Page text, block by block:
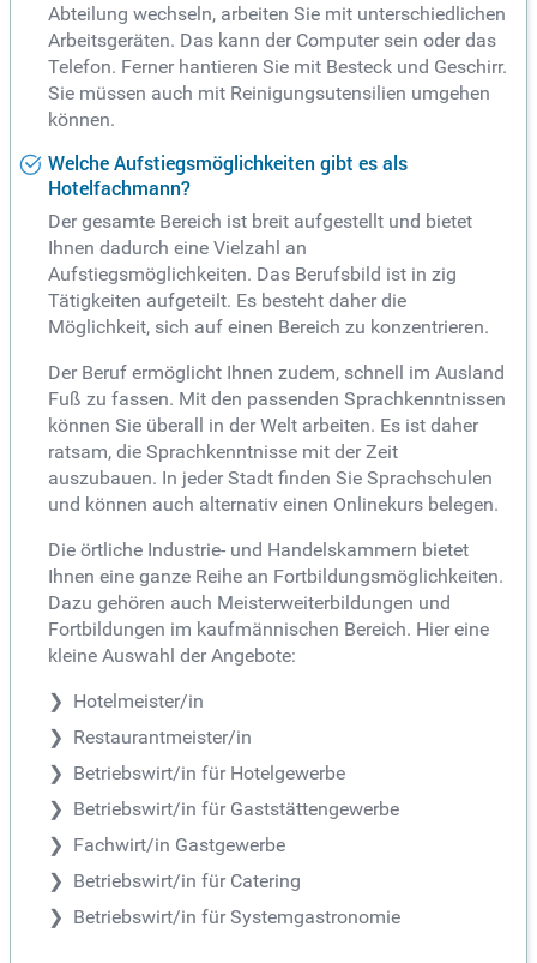
Abteilung wechseln, arbeiten Sie mit unterschiedlichen
Arbeitsgeräten. Das kann der Computer sein oder das
Telefon. Ferner hantieren Sie mit Besteck und Geschirr.
Sie müssen auch mit Reinigungsutensilien umgehen
können.
Welche Aufstiegsmöglichkeiten gibt es als
Hotelfachmann?
Der gesamte Bereich ist breit aufgestellt und bietet
Ihnen dadurch eine Vielzahl an
Aufstiegsmöglichkeiten. Das Berufsbild ist in zig
Tätigkeiten aufgeteilt. Es besteht daher die
Möglichkeit, sich auf einen Bereich zu konzentrieren.
Der Beruf ermöglicht Ihnen zudem, schnell im Ausland
Fuß zu fassen. Mit den passenden Sprachkenntnissen
können Sie überall in der Welt arbeiten. Es ist daher
ratsam, die Sprachkenntnisse mit der Zeit
auszubauen. In jeder Stadt finden Sie Sprachschulen
und können auch alternativ einen Onlinekurs belegen.
Die örtliche Industrie- und Handelskammern bietet
Ihnen eine ganze Reihe an Fortbildungsmöglichkeiten.
Dazu gehören auch Meisterweiterbildungen und
Fortbildungen im kaufmännischen Bereich. Hier eine
kleine Auswahl der Angebote:
Hotelmeister/in
Restaurantmeister/in
Betriebswirt/in für Hotelgewerbe
Betriebswirt/in für Gaststättengewerbe
Fachwirt/in Gastgewerbe
Betriebswirt/in für Catering
Betriebswirt/in für Systemgastronomie